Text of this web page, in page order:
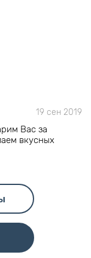
19 сен 2019
Вас за
вкусных